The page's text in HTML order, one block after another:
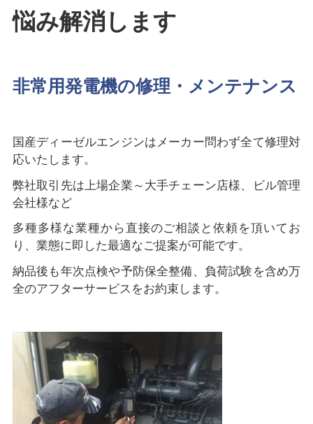
悩み解消します
非常用発電機の修理・メンテナンス
国産ディーゼルエンジンはメーカー問わず全て修理対
応いたします。
弊社取引先は上場企業～大手チェーン店様、ビル管理
会社様など
多種多様な業種から直接のご相談と依頼を頂いてお
り、業態に即した最適なご提案が可能です。
納品後も年次点検や予防保全整備、負荷試験を含め万
全のアフターサービスをお約束します。